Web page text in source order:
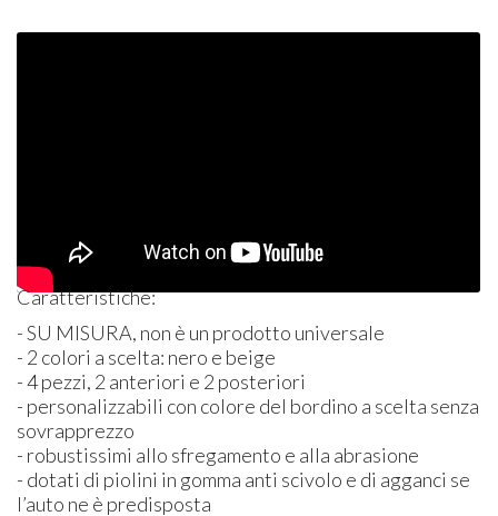
Caratteristiche:
- SU MISURA, non è un prodotto universale
- 2 colori a scelta: nero e beige
- 4 pezzi, 2 anteriori e 2 posteriori
- personalizzabili con colore del bordino a scelta senza
sovrapprezzo
- robustissimi allo sfregamento e alla abrasione
- dotati di piolini in gomma anti scivolo e di agganci se
l’auto ne è predisposta